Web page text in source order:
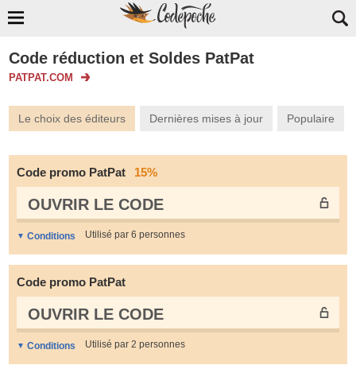
Code réduction et Soldes PatPat
PATPAT.COM
Le choix des éditeurs Dernières mises à jour Populaire
Code promo PatPat 15%
OUVRIR LE СODE
Conditions Utilisé par 6 personnes
Code promo PatPat
OUVRIR LE СODE
Conditions Utilisé par 2 personnes